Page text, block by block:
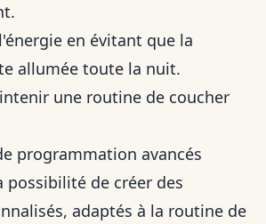
en évitant que la
allumée toute la nuit.
une routine de coucher
programmation avancés
possibilité de créer des
adaptés à la routine de